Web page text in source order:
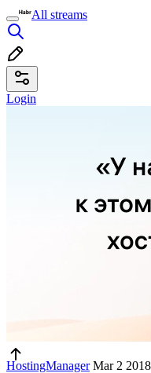
All streams
Login
HostingManagerMar 2